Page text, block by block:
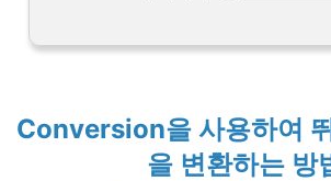
Conversion을 사용하여
을 변환하는 방